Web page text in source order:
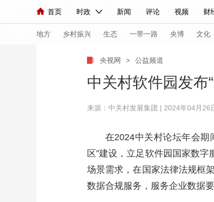
首页 时政 新闻 评论 视频 财
人民领袖习近平 联播+ 中国领导人 央视快评
直播 栏目大全 节目单 听音 微视频
海外频道 iPanda English Монгол
地方 乡村振兴 生态 一带一路 央博 文化
人民领袖习近平 联播+ 热解读 天天学
小央视频 小央直播 直播中国
前线 比划 快看 蓝海中国
央视网 > 公益频道
中关村软件园发布
来源：中关村发展集团 | 2024年04月26
在2024中关村论坛年会期
区”建设，立足软件园国家数
场景需求，在国家法律法规框
数据合规服务，服务企业数据